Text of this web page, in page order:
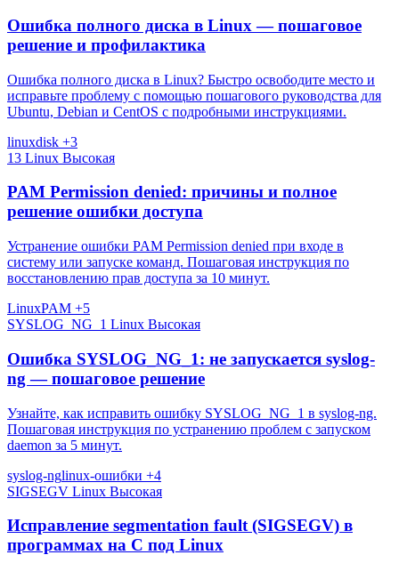
Ошибка полного диска в Linux — пошаговое
решение и профилактика
Ошибка полного диска в Linux? Быстро освободите место и
исправьте проблему с помощью пошагового руководства для
Ubuntu, Debian и CentOS с подробными инструкциями.
linuxdisk +3
13 Linux Высокая
PAM Permission denied: причины и полное
решение ошибки доступа
Устранение ошибки PAM Permission denied при входе в
систему или запуске команд. Пошаговая инструкция по
восстановлению прав доступа за 10 минут.
LinuxPAM +5
SYSLOG_NG_1 Linux Высокая
Ошибка SYSLOG_NG_1: не запускается syslog-
ng — пошаговое решение
Узнайте, как исправить ошибку SYSLOG_NG_1 в syslog-ng.
Пошаговая инструкция по устранению проблем с запуском
daemon за 5 минут.
syslog-nglinux-ошибки +4
SIGSEGV Linux Высокая
Исправление segmentation fault (SIGSEGV) в
программах на C под Linux